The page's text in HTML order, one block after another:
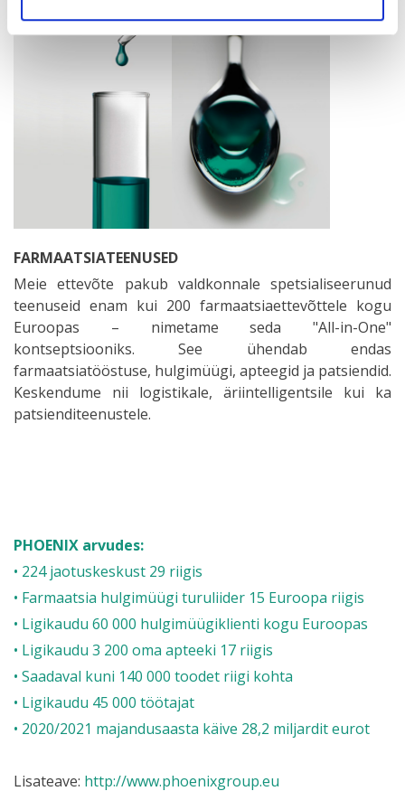
FARMAATSIATEENUSED
Meie ettevõte pakub valdkonnale spetsialiseerunud
teenuseid enam kui 200 farmaatsiaettevõttele kogu
Euroopas – nimetame seda "All-in-One"
kontseptsiooniks. See ühendab endas
farmaatsiatööstuse, hulgimüügi, apteegid ja patsiendid.
Keskendume nii logistikale, äriintelligentsile kui ka
patsienditeenustele.
PHOENIX arvudes:
• 224 jaotuskeskust 29 riigis
• Farmaatsia hulgimüügi turuliider 15 Euroopa riigis
• Ligikaudu 60 000 hulgimüügiklienti kogu Euroopas
• Ligikaudu 3 200 oma apteeki 17 riigis
• Saadaval kuni 140 000 toodet riigi kohta
• Ligikaudu 45 000 töötajat
• 2020/2021 majandusaasta käive 28,2 miljardit eurot
Lisateave: http://www.phoenixgroup.eu